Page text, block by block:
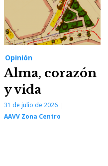
Opinión
Alma, corazón
y vida
31 de julio de 2026
AAVV Zona Centro